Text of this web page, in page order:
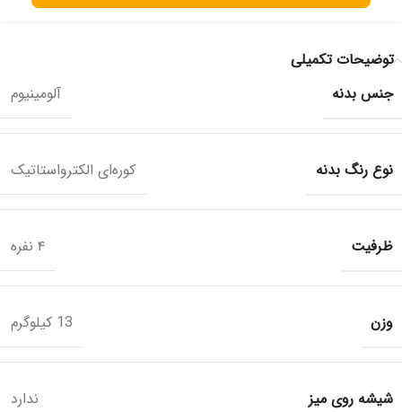
توضیحات تکمیلی
جنس بدنه
آلومینیوم
نوع رنگ بدنه کوره‌ای الکترواستاتیک
ظرفیت ۴ نفره
وزن 13 کیلوگرم
شیشه روی میز ندارد